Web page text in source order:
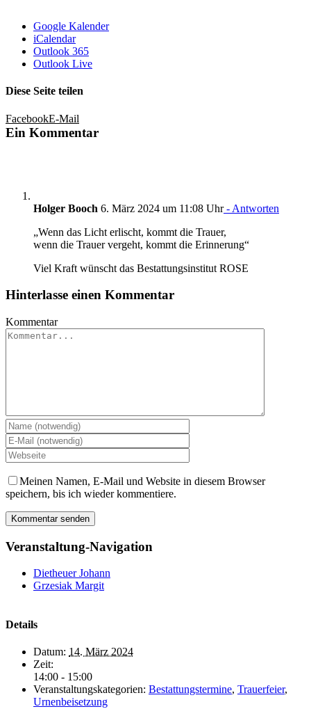
Google Kalender
iCalendar
Outlook 365
Outlook Live
Diese Seite teilen
FacebookE-Mail
Ein Kommentar
Holger Booch 6. März 2024 um 11:08 Uhr- Antworten
„Wenn das Licht erlischt, kommt die Trauer,
wenn die Trauer vergeht, kommt die Erinnerung“
Viel Kraft wünscht das Bestattungsinstitut ROSE
Hinterlasse einen Kommentar
Kommentar
Meinen Namen, E-Mail und Website in diesem Browser
speichern, bis ich wieder kommentiere.
Veranstaltung-Navigation
Dietheuer Johann
Grzesiak Margit
Details
Datum: 14. März 2024
Zeit:
14:00 - 15:00
Veranstaltungskategorien: Bestattungstermine, Trauerfeier,
Urnenbeisetzung